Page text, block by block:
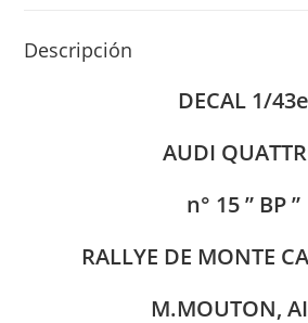
Descripción
DECAL 1/43e
AUDI
n° 15 ” BP ”
RALLYE DE MONTE
M.MOUTON,